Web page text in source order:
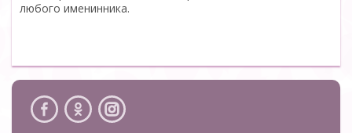
любого именинника.